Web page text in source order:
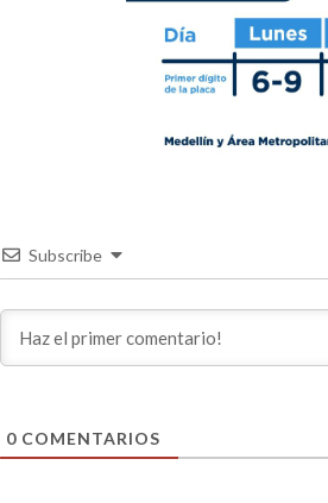
Subscribe
0 COMENTARIOS